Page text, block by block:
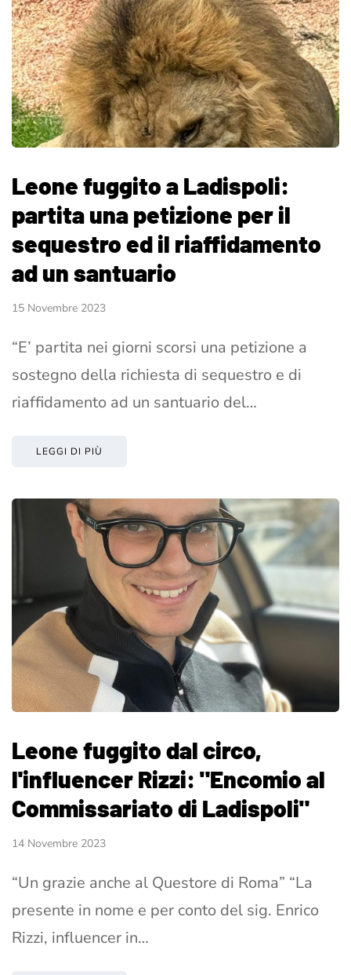
Leone fuggito a Ladispoli:
partita una petizione per il
sequestro ed il riaffidamento
ad un santuario
15 Novembre 2023
“E’ partita nei giorni scorsi una petizione a
sostegno della richiesta di sequestro e di
riaffidamento ad un santuario del…
LEGGI DI PIÙ
Leone fuggito dal circo,
l'influencer Rizzi: "Encomio al
Commissariato di Ladispoli"
14 Novembre 2023
“Un grazie anche al Questore di Roma” “La
presente in nome e per conto del sig. Enrico
Rizzi, influencer in…